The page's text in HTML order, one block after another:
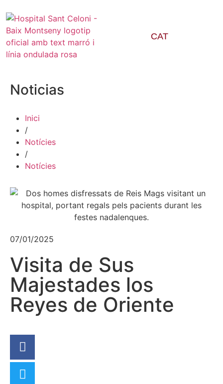
CAT
Noticias
Inici
/
Notícies
/
Notícies
07/01/2025
Visita de Sus
Majestades los
Reyes de Oriente